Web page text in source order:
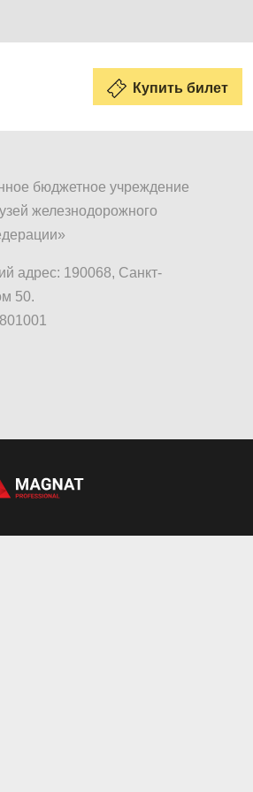
Купить билет
бюджетное учреждение
железнодорожного
адрес: 190068, Санкт-
50.